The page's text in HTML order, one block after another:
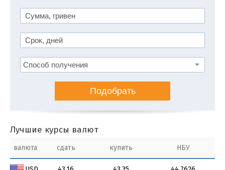
Подобрать
Лучшие курсы валют
валюта сдать купить НБУ